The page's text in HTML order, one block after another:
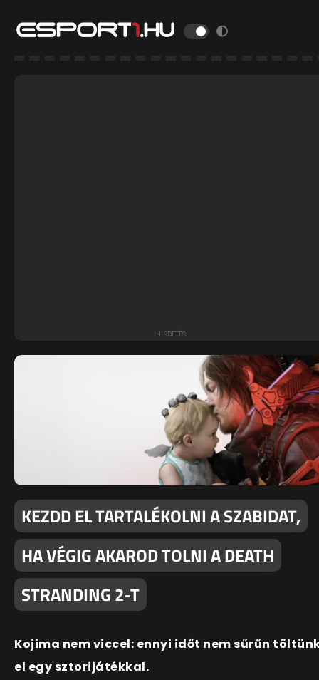
KEZDD EL TARTALÉKOLNI A SZABIDAT,
HA VÉGIG AKAROD TOLNI A DEATH
STRANDING 2-T
Kojima nem viccel: ennyi időt nem sűrűn
el egy sztorijátékkal.